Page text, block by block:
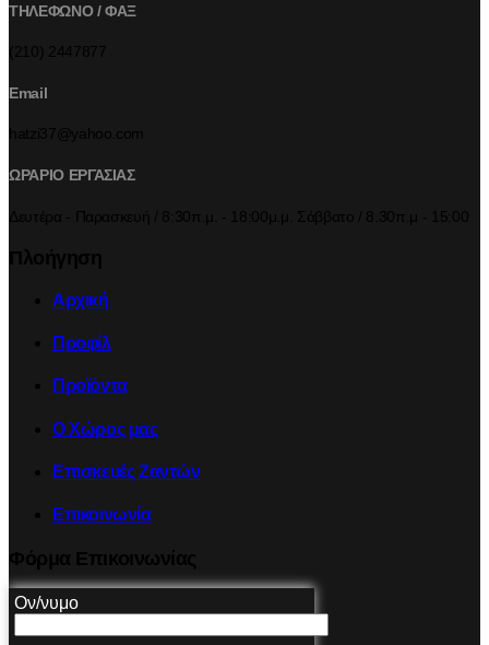
ΤΗΛΕΦΩΝΟ / ΦΑΞ
Email
ΩΡΑΡΙΟ ΕΡΓΑΣΙΑΣ
Αρχική
Προφίλ
Προϊόντα
Ο Χώρος μας
Επισκευές Ζαντών
Επικοινωνία
Ον/νυμο